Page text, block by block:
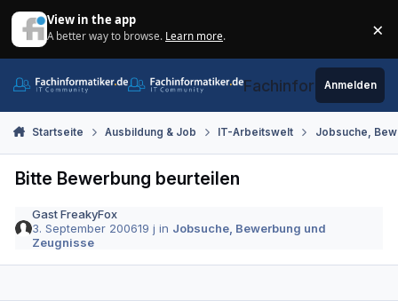
View in the app
A better way to browse. Learn more. ×
Fachinformatiker.de
Anmelden
Startseite Ausbildung & Job IT-Arbeitswelt Jobsuche,
Bitte Bewerbung beurteilen
Gast FreakyFox
3. September 200619 j in Jobsuche, Bewerbung und
Zeugnisse